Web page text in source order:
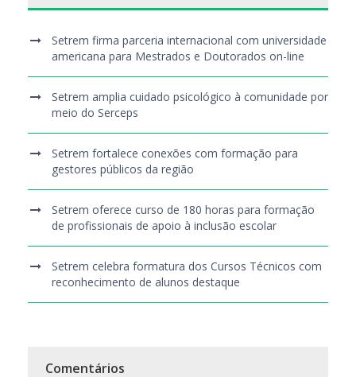
Setrem firma parceria internacional com universidade
americana para Mestrados e Doutorados on-line
Setrem amplia cuidado psicológico à comunidade por
meio do Serceps
Setrem fortalece conexões com formação para
gestores públicos da região
Setrem oferece curso de 180 horas para formação
de profissionais de apoio à inclusão escolar
Setrem celebra formatura dos Cursos Técnicos com
reconhecimento de alunos destaque
Comentários